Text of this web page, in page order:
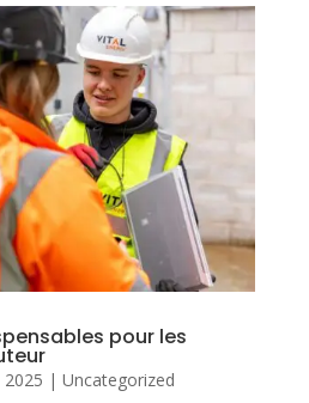
pour les
2025 | Uncategorized